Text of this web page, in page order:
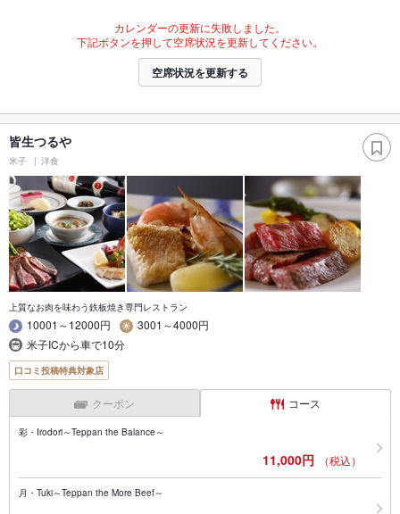
カレンダーの更新に失敗しました。
下記ボタンを押して空席状況を更新してください。
空席状況を更新する
皆生つるや
米子 洋食
上質なお肉を味わう鉄板焼き専門レストラン
10001～12000円
3001～4000円
米子ICから車で10分
口コミ投稿特典対象店
クーポン コース
彩・Irodori～Teppan the Balance～
11,000円 （税込）
月・Tuki～Teppan the More Beef～